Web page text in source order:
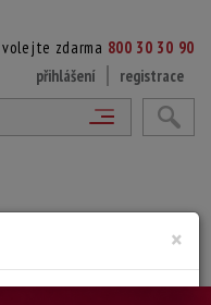
zdarma 800 30 30 90
přihlášení
registrace
×